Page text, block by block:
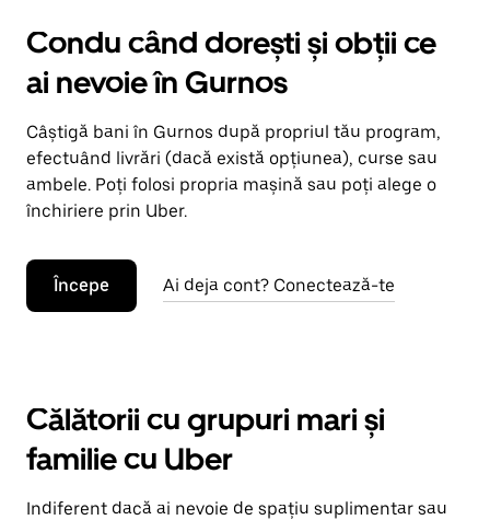
Condu când dorești și obții ce
ai nevoie în Gurnos
Câștigă bani în Gurnos după propriul tău program,
efectuând livrări (dacă există opțiunea), curse sau
ambele. Poți folosi propria mașină sau poți alege o
închiriere prin Uber.
Începe Ai deja cont? Conectează-te
Călătorii cu grupuri mari și
familie cu Uber
Indiferent dacă ai nevoie de spațiu suplimentar sau